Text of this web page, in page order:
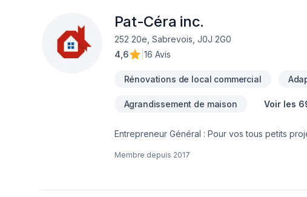
les différentes étapes de la réalisation. Vous
Pat-Céra inc.
252 20e, Sabrevois, J0J 2G0
4,6
16 Avis
Rénovations de local commercial
Agrandissement de maison Voir les
Entrepreneur Général : Pour vos tous petits
Membre depuis 2017